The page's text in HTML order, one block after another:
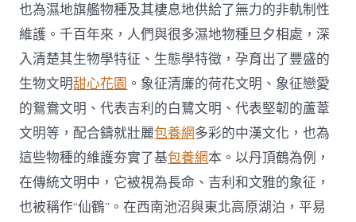
也為濕地旗艦物種及其棲息地供給了無力的非軌制性
維護。千百年來，人們與很多濕地物種旦夕相處，深
入清楚其生物學特征、生態學特徵，孕育出了豐盛的
生物文明甜心花園 。象征清廉的荷花文明、象征戀愛
的鴛鴦文明、代表吉利的白鷺文明、代表堅韌的蘆葦
文明等，配合鑄就壯麗包養網多彩的中漢文化，也為
這些物種的維護夯實了基包養網本。以丹頂鶴為例，
在傳統文明中，它被視為長命、吉利和文雅的象征，
也被稱作“仙鶴”。在西南池沼與東北高原湖泊，平易